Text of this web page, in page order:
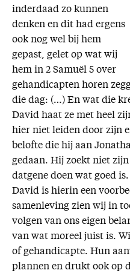
inderdaad zo kunnen
denken en dit had ergens
ook nog wel bij hem
gepast, gelet op wat wij
hem in 2 Samuël 5 over
gehandicapten horen
die dag: (…) En wat die
David haat ze met heel
hier niet leiden door zijn
belofte die hij aan
gedaan. Hij zoekt niet
datgene doen wat goed is.
David is hierin een
samenleving zien wij in
volgen van ons eigen
van wat moreel juist is.
of gehandicapte. Hun
plannen en drukt ook op